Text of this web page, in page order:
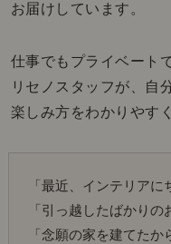
お届けしています。
仕事でもプライベート
リセノスタッフが、自
楽しみ方をわかりやす
「最近、インテリアに
「引っ越したばかりの
「念願の家を建てたか